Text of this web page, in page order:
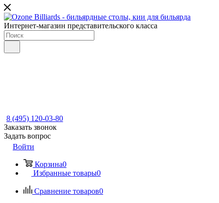
Интернет-магазин представительского класса
8 (495) 120-03-80
Заказать звонок
Задать вопрос
Войти
Корзина0
Избранные товары0
Сравнение товаров0